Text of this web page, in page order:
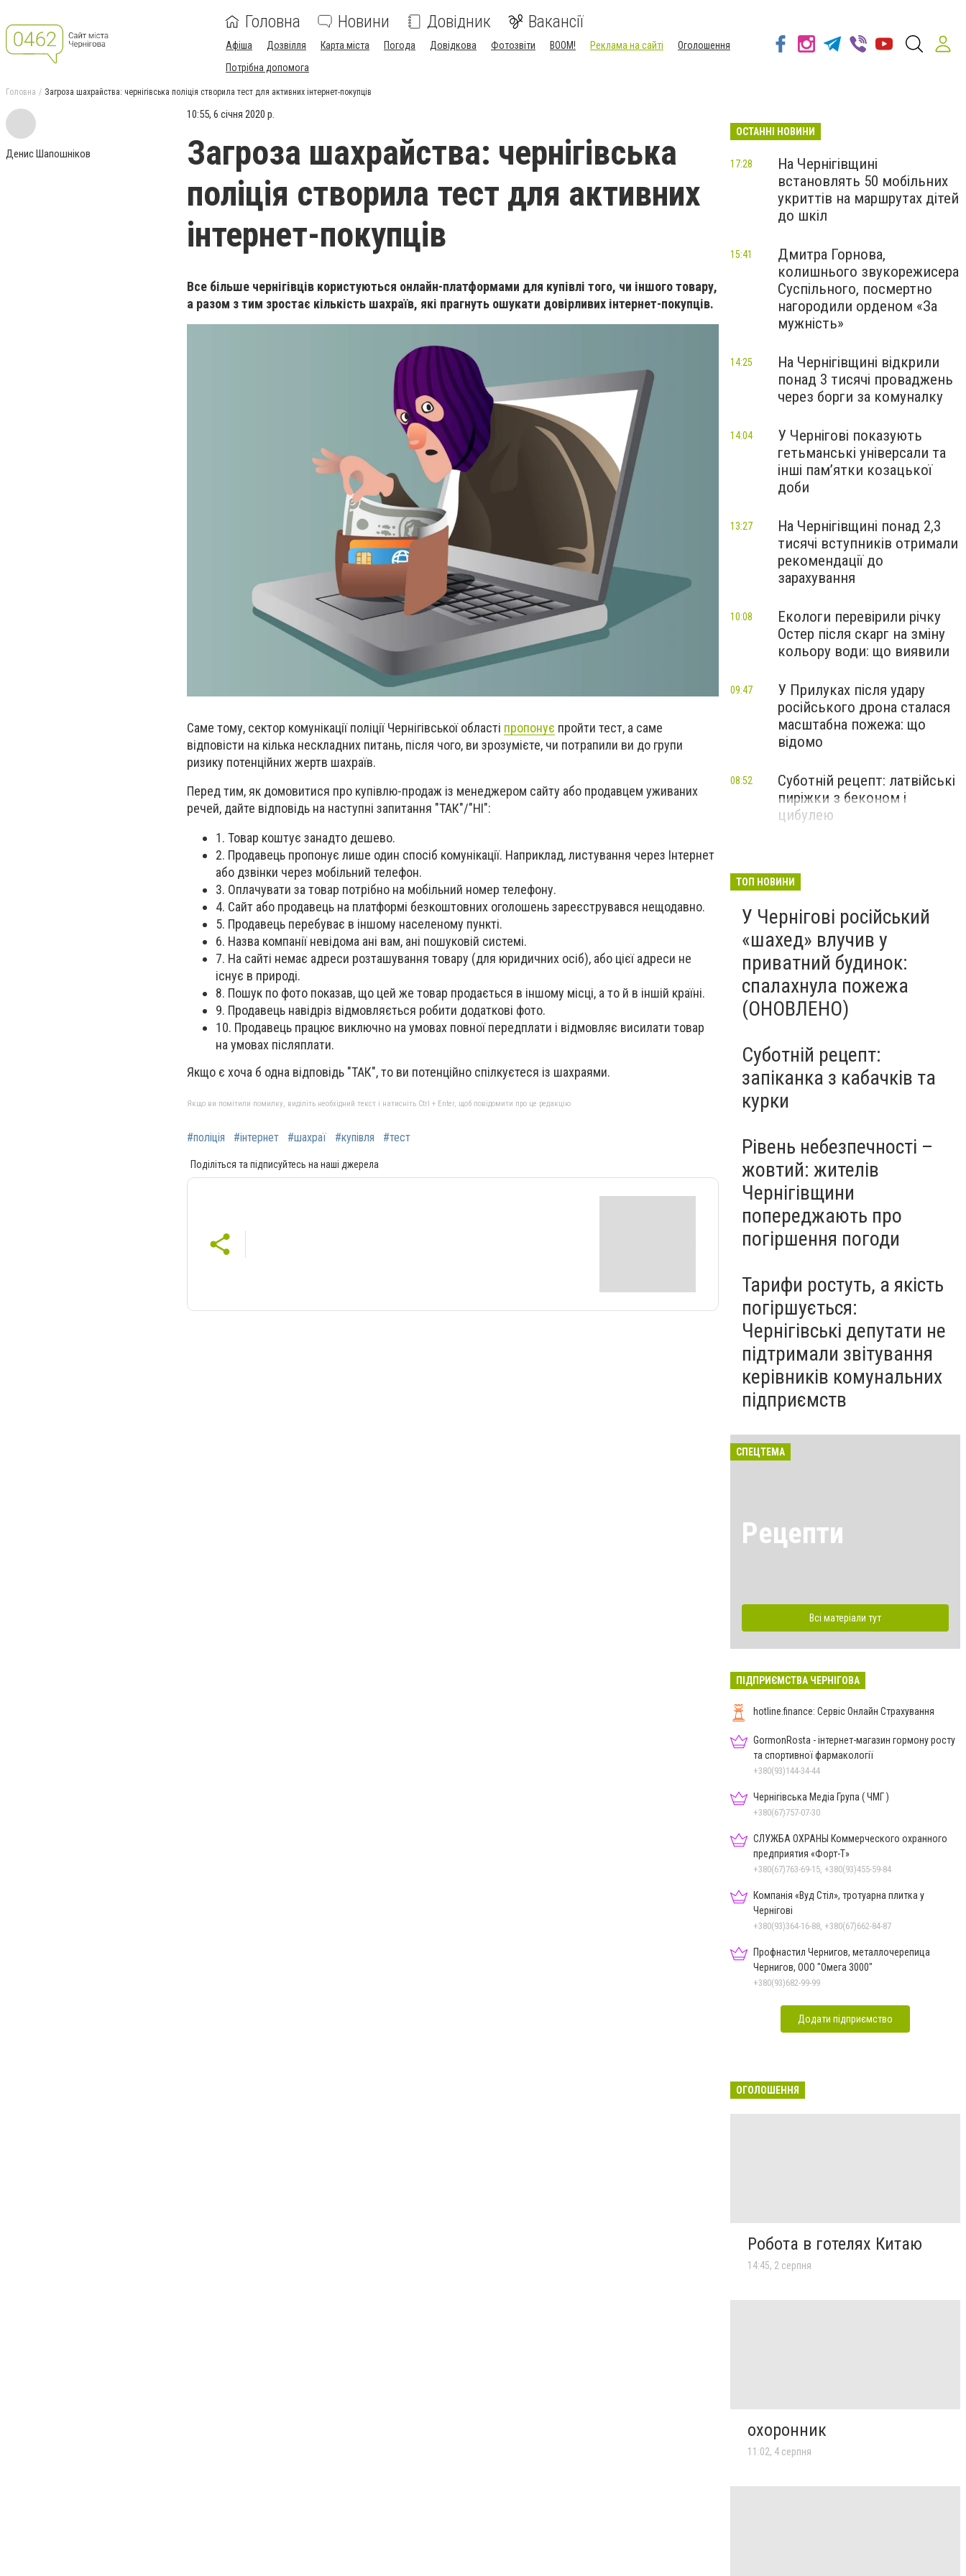
Головна Новини Довідник Вакансії
Афіша Дозвілля Карта міста Погода Довідкова Фотозвіти BOOM! Реклама на сайті
Оголошення
Потрібна допомога
Головна Загроза шахрайства: чернігівська поліція створила тест для активних інтернет-покупців
Денис Шапошніков
10:55, 6 січня 2020 р.
Загроза шахрайства: чернігівська
поліція створила тест для активних
інтернет-покупців
Все більше чернігівців користуються онлайн-платформами для купівлі того, чи іншого товару,
а разом з тим зростає кількість шахраїв, які прагнуть ошукати довірливих інтернет-покупців.
Саме тому, сектор комунікації поліції Чернігівської області пропонує пройти тест, а саме
відповісти на кілька нескладних питань, після чого, ви зрозумієте, чи потрапили ви до групи
ризику потенційних жертв шахраїв.
Перед тим, як домовитися про купівлю-продаж із менеджером сайту або продавцем уживаних
речей, дайте відповідь на наступні запитання "ТАК"/"НІ":
1. Товар коштує занадто дешево.
2. Продавець пропонує лише один спосіб комунікації. Наприклад, листування через Інтернет
або дзвінки через мобільний телефон.
3. Оплачувати за товар потрібно на мобільний номер телефону.
4. Сайт або продавець на платформі безкоштовних оголошень зареєструвався нещодавно.
5. Продавець перебуває в іншому населеному пункті.
6. Назва компанії невідома ані вам, ані пошуковій системі.
7. На сайті немає адреси розташування товару (для юридичних осіб), або цієї адреси не
існує в природі.
8. Пошук по фото показав, що цей же товар продається в іншому місці, а то й в іншій країні.
9. Продавець навідріз відмовляється робити додаткові фото.
10. Продавець працює виключно на умовах повної передплати і відмовляє висилати товар
на умовах післяплати.
Якщо є хоча б одна відповідь "ТАК", то ви потенційно спілкуєтеся із шахраями.
Якщо ви помітили помилку, виділіть необхідний текст і натисніть Ctrl + Enter, щоб повідомити про це редакцію
#поліція #інтернет #шахраї #купівля #тест
Поділіться та підписуйтесь на наші джерела
ОСТАННІ НОВИНИ
На Чернігівщині
встановлять 50 мобільних
укриттів на маршрутах дітей
до шкіл
17:28
Дмитра Горнова,
колишнього звукорежисера
Суспільного, посмертно
нагородили орденом «За
мужність»
15:41
На Чернігівщині відкрили
понад 3 тисячі проваджень
через борги за комуналку
14:25
У Чернігові показують
гетьманські універсали та
інші пам’ятки козацької
доби
14:04
На Чернігівщині понад 2,3
тисячі вступників отримали
рекомендації до
зарахування
13:27
Екологи перевірили річку
Остер після скарг на зміну
кольору води: що виявили
10:08
У Прилуках після удару
російського дрона сталася
масштабна пожежа: що
відомо
09:47
Суботній рецепт: латвійські
пиріжки з беконом і
цибулею
08:52
ТОП НОВИНИ
У Чернігові російський
«шахед» влучив у
приватний будинок:
спалахнула пожежа
(ОНОВЛЕНО)
Суботній рецепт:
запіканка з кабачків та
курки
Рівень небезпечності –
жовтий: жителів
Чернігівщини
попереджають про
погіршення погоди
Тарифи ростуть, а якість
погіршується:
Чернігівські депутати не
підтримали звітування
керівників комунальних
підприємств
СПЕЦТЕМА
Рецепти
Всі матеріали тут
ПІДПРИЄМСТВА ЧЕРНІГОВА
hotline.finance: Сервіс Онлайн Страхування
GormonRosta - інтернет-магазин гормону росту
та спортивної фармакології
+380(93)144-34-44
Чернігівська Медіа Група ( ЧМГ )
+380(67)757-07-30
СЛУЖБА ОХРАНЫ Коммерческого охранного
предприятия «Форт-Т»
+380(67)763-69-15, +380(93)455-59-84
Компанія «Вуд Стіл», тротуарна плитка у
Чернігові
+380(93)364-16-88, +380(67)662-84-87
Профнастил Чернигов, металлочерепица
Чернигов, ООО "Омега 3000"
+380(93)682-99-99
Додати підприємство
ОГОЛОШЕННЯ
Робота в готелях Китаю
14:45, 2 серпня
охоронник
11:02, 4 серпня